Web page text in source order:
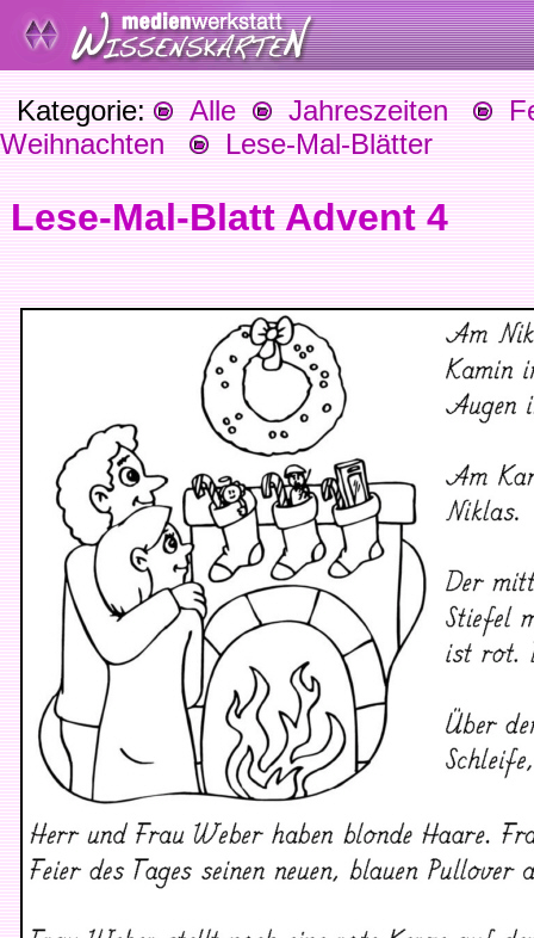
Kategorie: Alle Jahreszeiten
Weihnachten
Lese-Mal-Blätter
Lese-Mal-Blatt Advent 4